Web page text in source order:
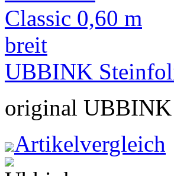
UBBINK
original
Artikelvergleich